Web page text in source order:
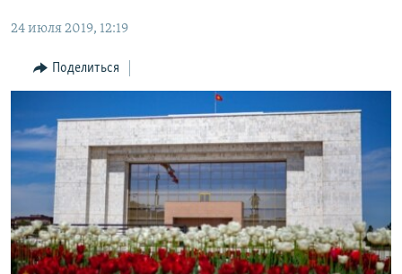
главной
Вернутся
ТАДЖИКИСТАН
КЫРГЫЗЧА
ТОҶИКӢ
TÜRKMENÇE
Все сайты РСЕ/РС
24 июля 2019, 12:19
Поделиться